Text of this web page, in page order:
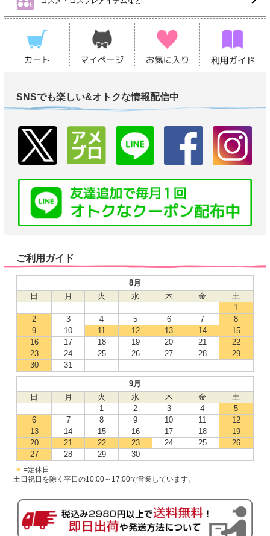
SNSでも楽しい&オトクな情報配信中
ご利用ガイド
8月
日
月 火 水 木 金
土
1
2
3 4 5 6 7
8
9
10 11 12 13 14
15
16
17 18 19 20 21
22
23
24 25 26 27 28
29
30
31
9月
日
月 火 水 木 金
土
1
2 3 4
5
6
7 8 9 10 11
12
13
14 15 16 17 18
19
20
21 22 23 24 25
26
27
28 29 30
■ =定休日
土日祝日を除く平日の10:00～17:00で営業しています。